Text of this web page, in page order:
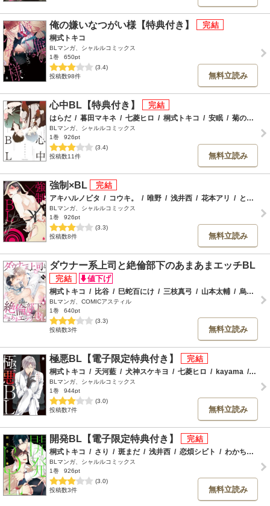
俺の嫌いなつがい様【特典付き】
桐式トキコ
BLマンガ、シャルルコミックス
1巻
650pt
(3.4)
投稿数98件
無料立読み
心中BL【特典付き】
はらだ / 暮田マキネ / 七菱ヒロ / 桐式トキコ / 安眠 / 菊の助
BLマンガ、シャルルコミックス
1巻
926pt
(3.4)
投稿数11件
無料立読み
強制×BL
アキハルノビタ / コウキ。 / 唯野 / 浅井西 / 花本アリ / ときめき大殺界
BLマンガ、シャルルコミックス
1巻
926pt
(3.3)
投稿数8件
無料立読み
ダウナー系上司と絶倫部下のあまあまエッチBL
桐式トキコ / 比谷 / 巳蛇百にけ / 三枝真弓 / 山本太輔 / 烏丸ピヨひこ
BLマンガ、COMICアスティル
1巻
640pt
(3.3)
投稿数3件
無料立読み
極悪BL【電子限定特典付き】
桐式トキコ / 天河藍 / 犬神スケキヨ / 七菱ヒロ / kayama / みづ
BLマンガ、シャルルコミックス
1巻
944pt
(3.0)
投稿数7件
無料立読み
開発BL【電子限定特典付き】
桐式トキコ / さり / 斑まだ / 浅井西 / 恋煩シビト / わかちこ
BLマンガ、シャルルコミックス
1巻
926pt
(3.0)
投稿数3件
無料立読み